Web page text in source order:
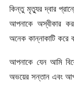
কিন্তু মৃত্যুর দ্বার
আপনাকে অস্বীকার
অনেক কান্নাকাটি করে
আপনাকে যেন আমি
অভয়ের সন্তান এবং